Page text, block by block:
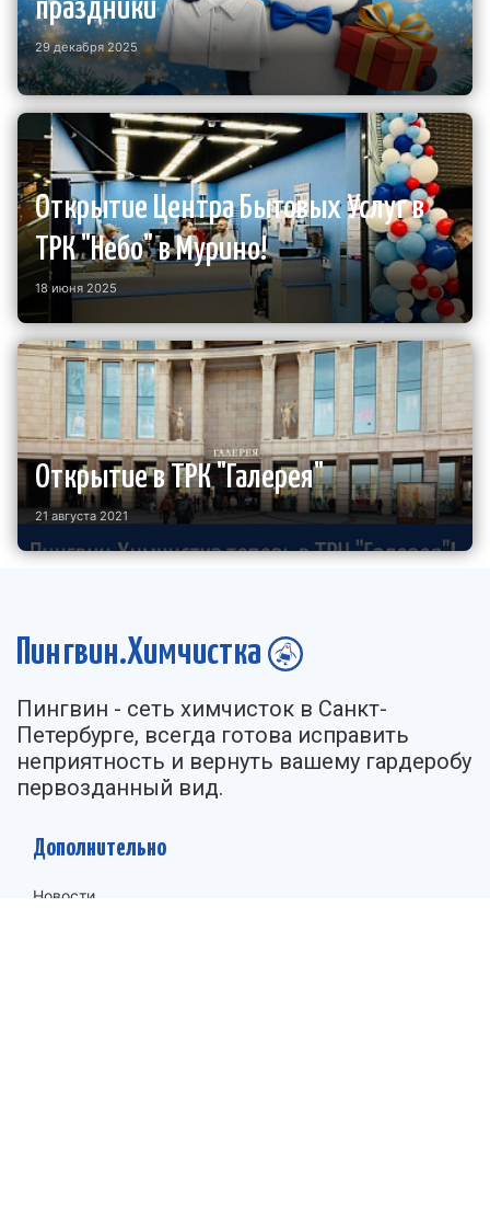
праздники
29 декабря 2025
Открытие Центра Бытовых Услуг в
ТРК "Небо" в Мурино!
18 июня 2025
Открытие в ТРК "Галерея"
21 августа 2021
Пингвин.Химчистка
Пингвин - cеть химчисток в Санкт-
Петербурге, всегда готова исправить
неприятность и вернуть вашему гардеробу
первозданный вид.
Дополнительно
Новости